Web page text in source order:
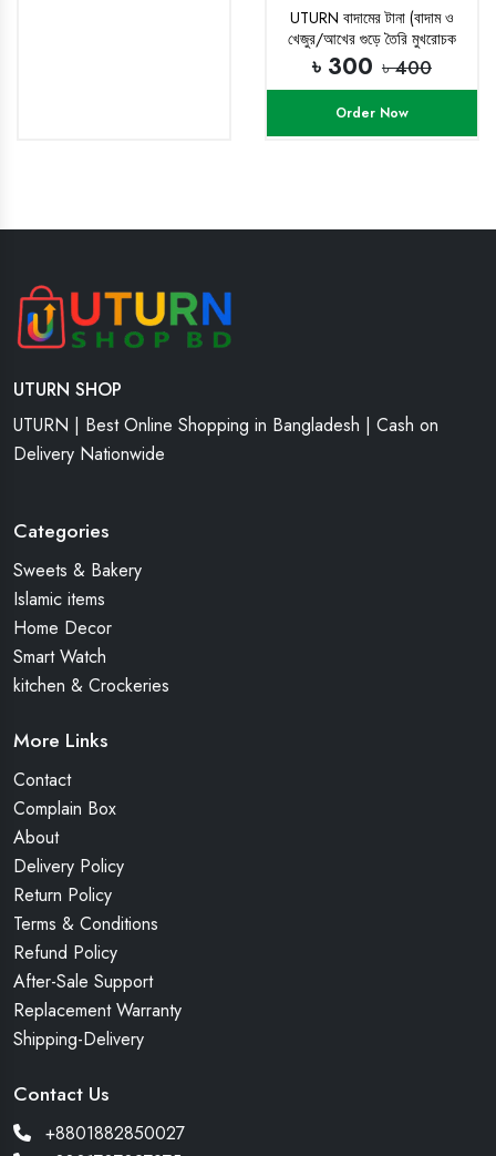
UTURN বাদামের টানা (বাদাম ও
খেজুর/আখের গুড়ে তৈরি মুখরোচক
মিষ্টান্ন)
৳ 300 ৳ 400
Order Now
UTURN SHOP
UTURN | Best Online Shopping in Bangladesh | Cash on
Delivery Nationwide
Categories
Sweets & Bakery
Islamic items
Home Decor
Smart Watch
kitchen & Crockeries
More Links
Contact
Complain Box
About
Delivery Policy
Return Policy
Terms & Conditions
Refund Policy
After-Sale Support
Replacement Warranty
Shipping-Delivery
Contact Us
+8801882850027